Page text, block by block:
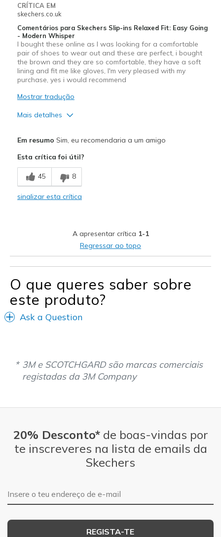
CRÍTICA EM
skechers.co.uk
Comentários para Skechers Slip-ins Relaxed Fit: Easy Going
- Modern Whisper
I bought these online as I was looking for a comfortable
pair of shoes to wear out and these are perfect, i bought
the brown and they are so comfortable, they have a soft
lining and fit me like gloves, I'm very pleased with my
purchase, yes i would recommend
Mostrar tradução
Mais detalhes
Breathe Well
Comfortable
Melhores utilizações
Casual Wear
Width
Feels true to width
Sizing
Em resumo Sim, eu recomendaria a um amigo
Esta crítica foi útil?
45 8
sinalizar esta crítica
A apresentar crítica 1-1
Regressar ao topo
O que queres saber sobre
este produto?
Ask a Question
3M e SCOTCHGARD são marcas comerciais
registadas da 3M Company
20% Desconto*de boas-vindas por
te inscreveres na lista de emails da
Skechers
Endereço de e-mail
REGISTA-TE